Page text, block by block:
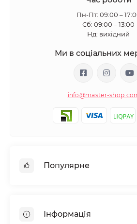
Пн-Пт: 09:00 –
Сб: 09:00 – 13:00
Нд: вихідний
Ми в соціальних
info@master-
Популярне
Парафінотерапія
Інформація